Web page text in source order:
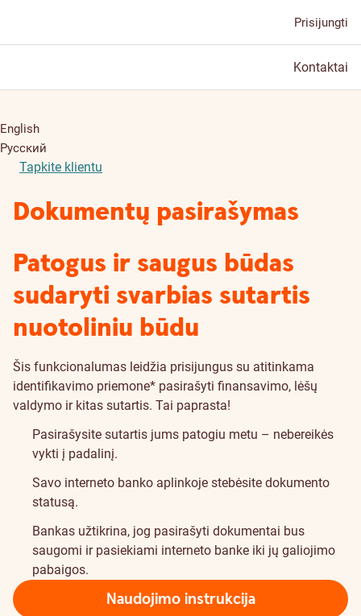
Prisijungti
Kontaktai
English
Русский
Tapkite klientu
Dokumentų pasirašymas
Patogus ir saugus būdas
sudaryti svarbias sutartis
nuotoliniu būdu
Šis funkcionalumas leidžia prisijungus su atitinkama
identifikavimo priemone* pasirašyti finansavimo, lėšų
valdymo ir kitas sutartis. Tai paprasta!
Pasirašysite sutartis jums patogiu metu – nebereikės
vykti į padalinį.
Savo interneto banko aplinkoje stebėsite dokumento
statusą.
Bankas užtikrina, jog pasirašyti dokumentai bus
saugomi ir pasiekiami interneto banke iki jų galiojimo
pabaigos.
Naudojimo instrukcija